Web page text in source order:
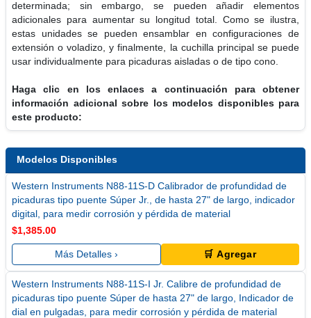
determinada; sin embargo, se pueden añadir elementos
adicionales para aumentar su longitud total. Como se ilustra,
estas unidades se pueden ensamblar en configuraciones de
extensión o voladizo, y finalmente, la cuchilla principal se puede
usar individualmente para picaduras aisladas o de tipo cono.
Haga clic en los enlaces a continuación para obtener
información adicional sobre los modelos disponibles para
este producto:
Modelos Disponibles
Western Instruments N88-11S-D Calibrador de profundidad de
picaduras tipo puente Súper Jr., de hasta 27" de largo, indicador
digital, para medir corrosión y pérdida de material
$1,385.00
Más Detalles › 🛒 Agregar
Western Instruments N88-11S-I Jr. Calibre de profundidad de
picaduras tipo puente Súper de hasta 27" de largo, Indicador de
dial en pulgadas, para medir corrosión y pérdida de material